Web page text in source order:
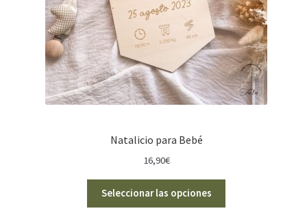
Natalicio para Bebé
16,90€
Seleccionar las opciones